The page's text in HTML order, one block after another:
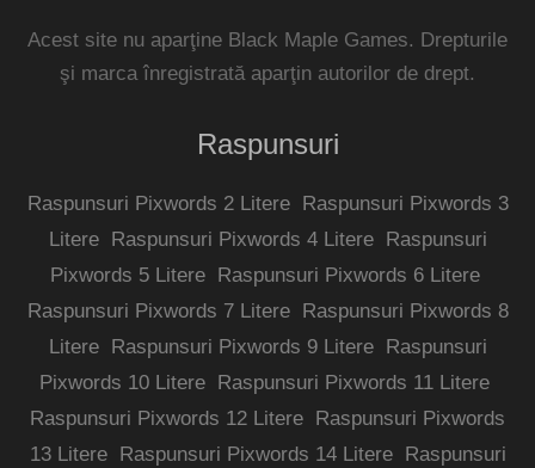
Acest site nu aparţine Black Maple Games. Drepturile
şi marca înregistrată aparţin autorilor de drept.
Raspunsuri
Raspunsuri Pixwords 2 Litere
Raspunsuri Pixwords 3
Litere
Raspunsuri Pixwords 4 Litere
Raspunsuri
Pixwords 5 Litere
Raspunsuri Pixwords 6 Litere
Raspunsuri Pixwords 7 Litere
Raspunsuri Pixwords 8
Litere
Raspunsuri Pixwords 9 Litere
Raspunsuri
Pixwords 10 Litere Raspunsuri Pixwords 11 Litere
Raspunsuri Pixwords 12 Litere Raspunsuri Pixwords
13 Litere
Raspunsuri Pixwords 14 Litere
Raspunsuri